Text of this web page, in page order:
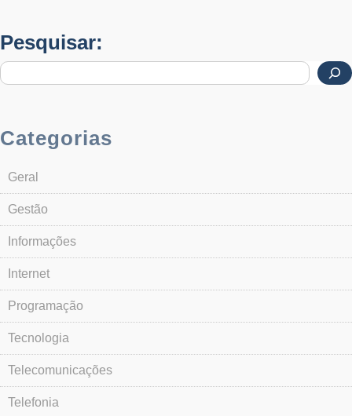
Pesquisar:
Categorias
Geral
Gestão
Informações
Internet
Programação
Tecnologia
Telecomunicações
Telefonia